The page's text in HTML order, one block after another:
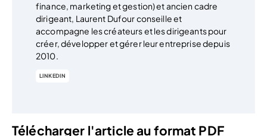
finance, marketing et gestion) et ancien cadre
dirigeant, Laurent Dufour conseille et
accompagne les créateurs et les dirigeants pour
créer, développer et gérer leur entreprise depuis
2010.
LINKEDIN
Télécharger l'article au format PDF